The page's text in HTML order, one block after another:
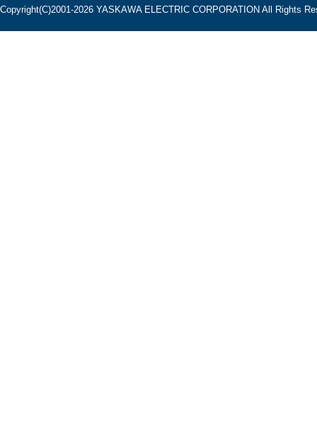
Copyright(C)2001‐2026 YASKAWA ELECTRIC CORPORATION All Rights